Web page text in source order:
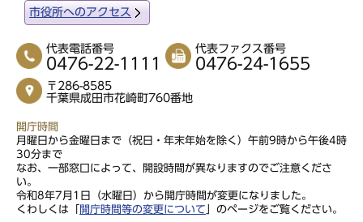
市役所へのアクセス
代表電話番号
0476-22-1111
代表ファクス番号
0476-24-1655
〒286-8585
千葉県成田市花崎町760番地
開庁時間
月曜日から金曜日まで（祝日・年末年始を除く）午前9時から午後4時
30分まで
なお、一部窓口によって、開設時間が異なりますのでご注意くださ
い。
令和8年7月1日（水曜日）から開庁時間が変更になりました。
くわしくは「
開庁時間等の変更について 」のページをご覧ください。